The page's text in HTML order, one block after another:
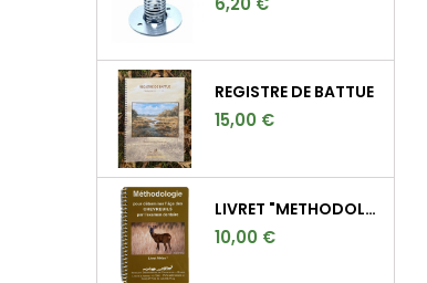
REGISTRE DE BATTUE
15,00 €
LIVRET "METHODOLOGIE POUR DETERMINER L'AGE DES CHEVREUILS"
10,00 €